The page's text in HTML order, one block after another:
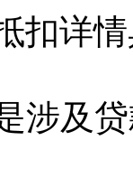
详情
及贷